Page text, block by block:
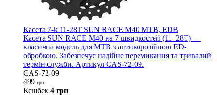
Касета 7-k 11-28T SUN RACE M40 MTB, EDB
Касета SUN RACE M40 на 7 швидкостей (11–28T) —
класична модель для MTB з антикорозійною ED-
обробкою. Забезпечує надійне перемикання та тривалий
термін служби. Артикул CAS‑72‑09.
CAS-72-09
499 грн.
Кешбек 4 грн